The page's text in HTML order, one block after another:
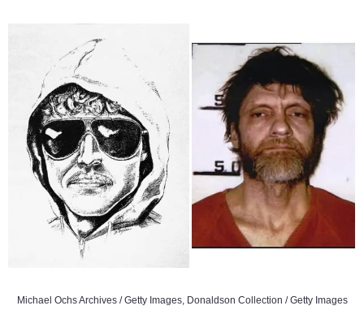
Michael Ochs Archives / Getty Images, Donaldson Collection / Getty Images